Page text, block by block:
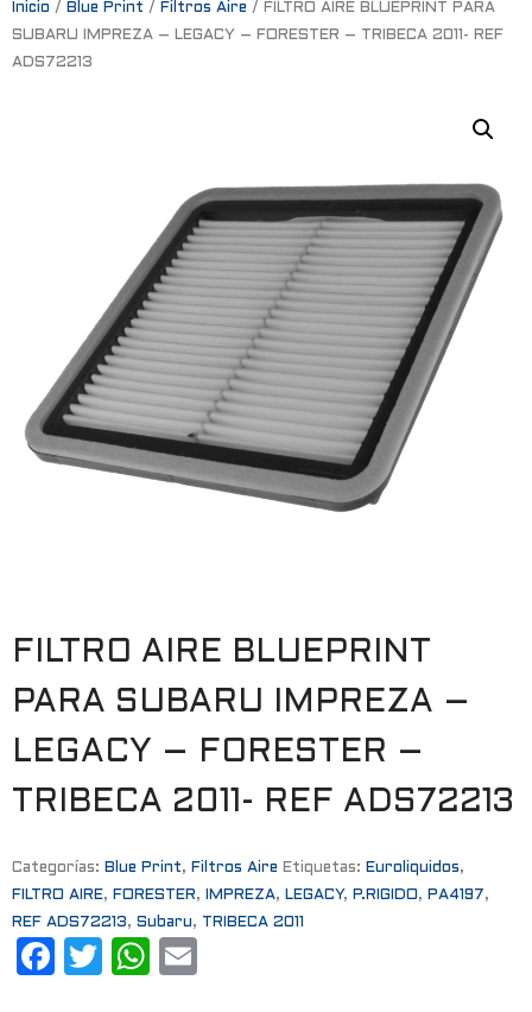
Inicio / Blue Print / Filtros Aire / FILTRO AIRE BLUEPRINT PARA
SUBARU IMPREZA – LEGACY – FORESTER – TRIBECA 2011- REF
ADS72213
FILTRO AIRE BLUEPRINT
PARA SUBARU IMPREZA –
LEGACY – FORESTER –
TRIBECA 2011- REF ADS72213
Categorías: Blue Print, Filtros Aire Etiquetas: Euroliquidos,
FILTRO AIRE, FORESTER, IMPREZA, LEGACY, P.RIGIDO, PA4197,
REF ADS72213, Subaru, TRIBECA 2011
F
T
W